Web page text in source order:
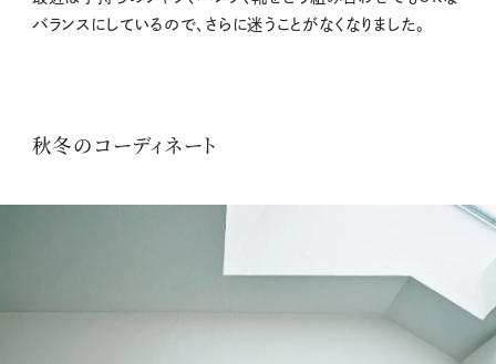
バランスにしているので、さらに迷うことがなくなりました。
秋冬のコーディネート